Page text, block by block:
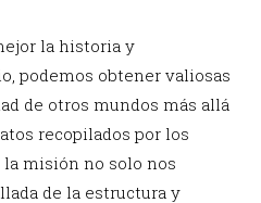
la historia y
podemos obtener valiosas
de otros mundos más allá
recopilados por los
misión no solo nos
de la estructura y